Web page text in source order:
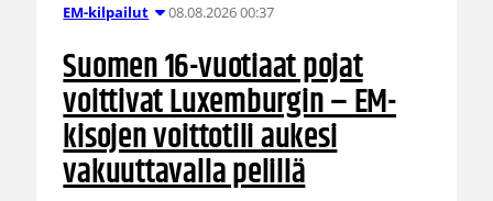
EM-kilpailut 08.08.2026 00:37
Suomen 16-vuotiaat pojat
voittivat Luxemburgin – EM-
kisojen voittotili aukesi
vakuuttavalla pelillä